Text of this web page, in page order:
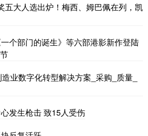
五大人选出炉！梅西、姆巴佩在列，凯
个部门的诞生》等六部港影新作登陆
业数字化转型解决方案_采购_质量_
发生枪击 致15人受伤